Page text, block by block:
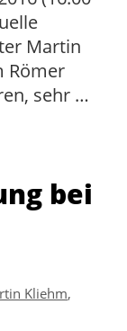
Martin
Römer
sehr …
bei
Kliehm,